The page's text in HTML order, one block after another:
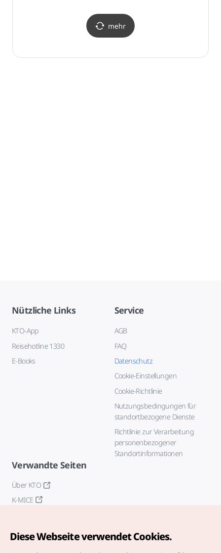
mehr
Nützliche Links
KTO-App
Reisehotline 1330
E-Books
Service
AGB
FAQ
Datenschutz
Cookie-Einstellungen
Cookie-Richtlinie
Nutzungsbedingungen für
standortbezogene Dienste
Richtlinie zur Verarbeitung
personenbezogener
Standortinformationen
Verwandte Seiten
Über KTO
K-MICE
Diese Webseite verwendet Cookies.